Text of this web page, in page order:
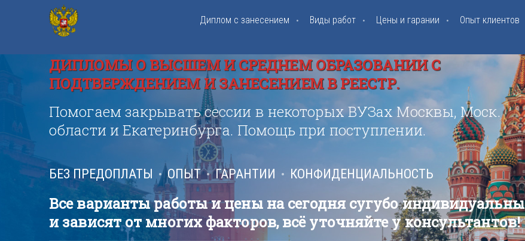
Диплом с занесением Виды работ Цены и гарании Опыт клиентов
ДИПЛОМЫ О ВЫСШЕМ И СРЕДНЕМ ОБРАЗОВАНИИ С
ПОДТВЕРЖДЕНИЕМ И ЗАНЕСЕНИЕМ В РЕЕСТР.
Помогаем закрывать сессии в некоторых ВУЗах Москвы, Моск.
области и Екатеринбурга. Помощь при поступлении.
БЕЗ ПРЕДОПЛАТЫ ОПЫТ ГАРАНТИИ КОНФИДЕНЦИАЛЬНОСТЬ
Все варианты работы и цены на сегодня сугубо индивидуальны
и зависят от многих факторов, всё уточняйте у консультантов!